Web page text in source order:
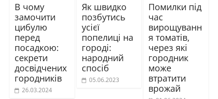
В чому
замочити
цибулю
перед
посадкою:
секрети
досвідчених
городників
26.03.2024
Як швидко
позбутись
усієї
попелиці на
городі:
народний
спосіб
05.06.2023
Помилки під
час
вирощуванн
я томатів,
через які
городник
може
втратити
врожай